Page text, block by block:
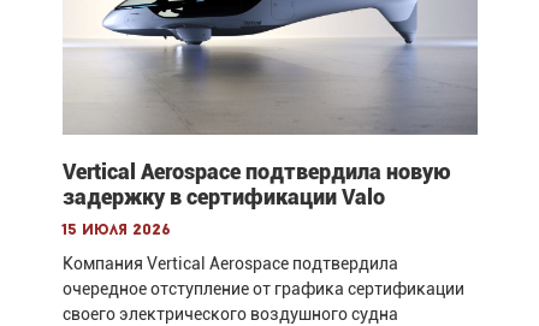
Vertical Aerospace подтвердила новую
задержку в сертификации Valo
15 июля 2026
Компания Vertical Aerospace подтвердила
очередное отступление от графика сертификации
своего электрического воздушного судна